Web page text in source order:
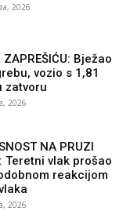
2026
ZAPREŠIĆU: Bježao
vozio s 1,81
zatvoru
2026
NA PRUZI
Teretni vlak prošao
reakcijom
2026